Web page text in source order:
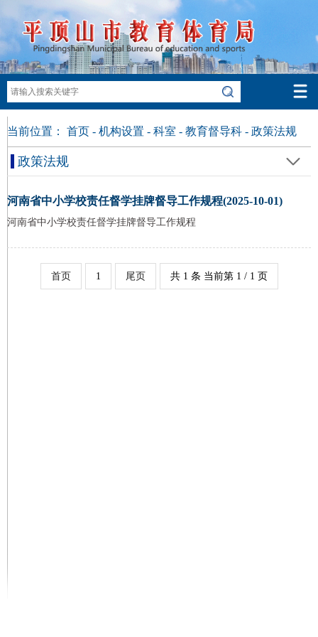
当前位置： 首页 - 机构设置 - 科室 - 教育督导科 - 政策法规
政策法规
河南省中小学校责任督学挂牌督导工作规程(2025-10-01)
河南省中小学校责任督学挂牌督导工作规程
首页 1 尾页 共 1 条 当前第 1 / 1 页